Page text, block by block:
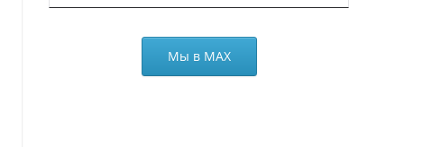
Мы в МАХ